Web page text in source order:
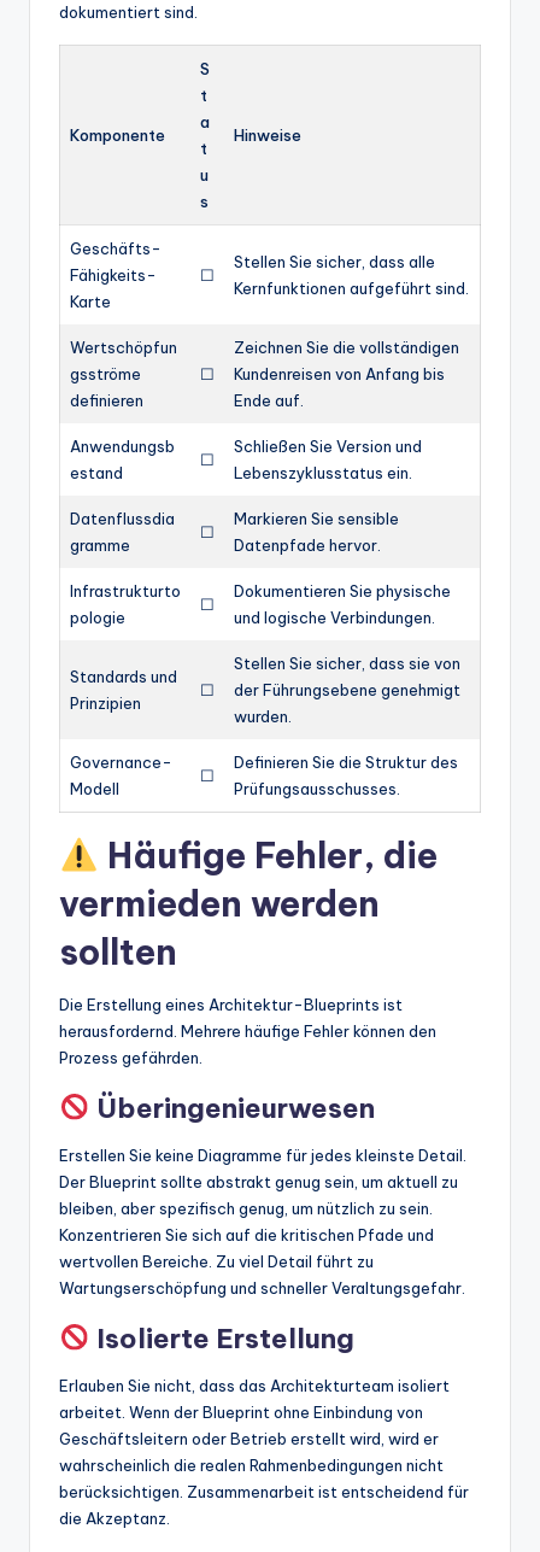
dokumentiert sind.
Komponente
S
t
a
t
u
s
Hinweise
Geschäfts-
Fähigkeits-
Karte
☐
Stellen Sie sicher, dass alle
Kernfunktionen aufgeführt sind.
Wertschöpfun
gsströme
definieren
☐
Zeichnen Sie die vollständigen
Kundenreisen von Anfang bis
Ende auf.
Anwendungsb
estand
☐
Schließen Sie Version und
Lebenszyklusstatus ein.
Datenflussdia
gramme
☐
Markieren Sie sensible
Datenpfade hervor.
Infrastrukturto
pologie
☐
Dokumentieren Sie physische
und logische Verbindungen.
Standards und
Prinzipien
☐
Stellen Sie sicher, dass sie von
der Führungsebene genehmigt
wurden.
Governance-
Modell
☐
Definieren Sie die Struktur des
Prüfungsausschusses.
Häufige Fehler, die
vermieden werden
sollten
Die Erstellung eines Architektur-Blueprints ist
herausfordernd. Mehrere häufige Fehler können den
Prozess gefährden.
Überingenieurwesen
Erstellen Sie keine Diagramme für jedes kleinste Detail.
Der Blueprint sollte abstrakt genug sein, um aktuell zu
bleiben, aber spezifisch genug, um nützlich zu sein.
Konzentrieren Sie sich auf die kritischen Pfade und
wertvollen Bereiche. Zu viel Detail führt zu
Wartungserschöpfung und schneller Veraltungsgefahr.
Isolierte Erstellung
Erlauben Sie nicht, dass das Architekturteam isoliert
arbeitet. Wenn der Blueprint ohne Einbindung von
Geschäftsleitern oder Betrieb erstellt wird, wird er
wahrscheinlich die realen Rahmenbedingungen nicht
berücksichtigen. Zusammenarbeit ist entscheidend für
die Akzeptanz.